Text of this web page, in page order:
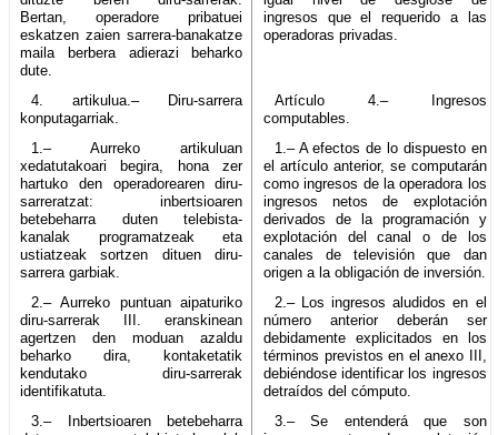
Bertan, operadore pribatuei
eskatzen zaien sarrera-banakatze
maila berbera adierazi beharko
dute.
ingresos que el requerido a las
operadoras privadas.
4. artikulua.– Diru-sarrera
konputagarriak.
Artículo 4.– Ingresos
computables.
1.– Aurreko artikuluan
xedatutakoari begira, hona zer
hartuko den operadorearen diru-
sarreratzat: inbertsioaren
betebeharra duten telebista-
kanalak programatzeak eta
ustiatzeak sortzen dituen diru-
sarrera garbiak.
1.– A efectos de lo dispuesto en
el artículo anterior, se computarán
como ingresos de la operadora los
ingresos netos de explotación
derivados de la programación y
explotación del canal o de los
canales de televisión que dan
origen a la obligación de inversión.
2.– Aurreko puntuan aipaturiko
diru-sarrerak III. eranskinean
agertzen den moduan azaldu
beharko dira, kontaketatik
kendutako diru-sarrerak
identifikatuta.
2.– Los ingresos aludidos en el
número anterior deberán ser
debidamente explicitados en los
términos previstos en el anexo III,
debiéndose identificar los ingresos
detraídos del cómputo.
3.– Inbertsioaren betebeharra
3.– Se entenderá que son